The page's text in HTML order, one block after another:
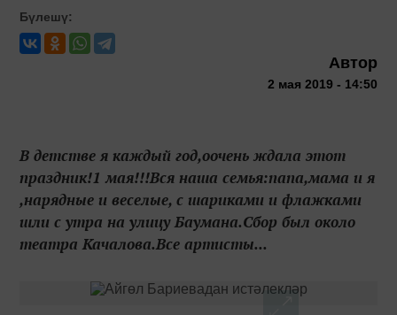
Бүлешү:
Автор
2 мая 2019 - 14:50
В детстве я каждый год,оочень ждала этот
праздник!1 мая!!!Вся наша семья:папа,мама и я
,нарядные и веселые, с шариками и флажками
шли с утра на улицу Баумана.Сбор был около
театра Качалова.Все артисты...